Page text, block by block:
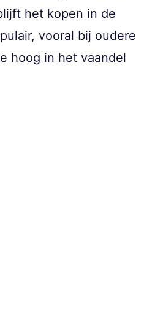
het kopen in de
vooral bij oudere
hoog in het vaandel